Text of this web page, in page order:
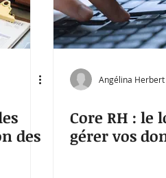
trottoir
des
Angélina Herbert
Core RH : le
gérer vos